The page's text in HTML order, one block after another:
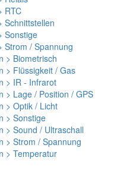
RTC
Schnittstellen
Sonstige
Strom / Spannung
> Biometrisch
> Flüssigkeit / Gas
> IR - Infrarot
> Lage / Position / GPS
> Optik / Licht
> Sonstige
> Sound / Ultraschall
> Strom / Spannung
> Temperatur